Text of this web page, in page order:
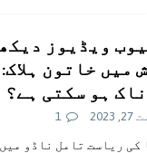
ویڈیوز
میں خاتون
ہو سکتی ہے؟
1
کی ریاست تامل ناڈو